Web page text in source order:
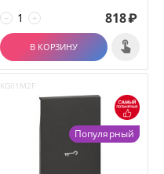
+
− 818₽
В КОРЗИНУ
KG01M2F
Популярный